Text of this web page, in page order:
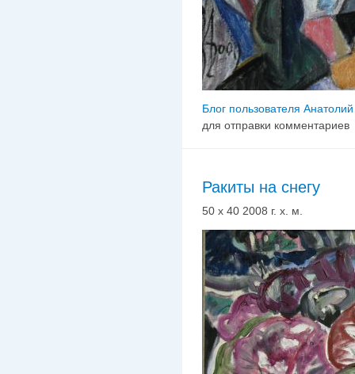
Блог пользователя
для отправки комментариев
Ракиты на снегу
50 х 40 2008 г. х. м.